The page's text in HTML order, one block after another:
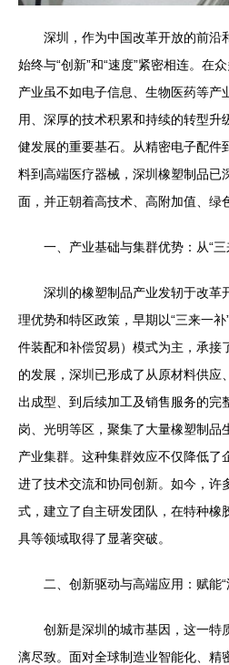
深圳，作为中国改革开放的前沿
始终与“创新”和“速度”紧密相连。在
产业虽不如电子信息、生物医药等产
用、深厚的技术积累和持续的转型升
健发展的重要基石。从精密电子配件
料到高端医疗器械，深圳橡塑制品已
面，并正朝着高技术、高附加值、绿
一、产业基础与集群优势：从“
深圳的橡塑制品产业发轫于改革
理优势和特区政策，早期以“三来一
件装配和补偿贸易）模式为主，承接
的发展，深圳已形成了从原材料供应
出成型、到后续加工及销售服务的完
岗、光明等区，聚集了大量橡塑制品
产业集群。这种集群效应不仅降低了
进了技术交流和协同创新。如今，许
式，建立了自主研发团队，在特种橡
具等领域取得了显著突破。
二、创新驱动与高端应用：赋能“
创新是深圳的城市基因，这一特
漓尽致。面对全球制造业智能化、精